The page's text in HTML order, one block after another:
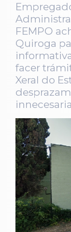
FEMPO
Quiroga
facer
Xeral do